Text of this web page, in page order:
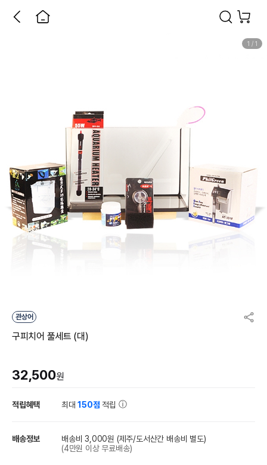
1 / 1
관상어
구피치어 풀세트 (대)
32,500원
적립혜택 최대150점 적립
배송정보 배송비 3,000원 (제주/도서산간 배송비 별도)
(4만원 이상 무료배송)